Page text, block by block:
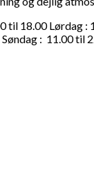
til 18.00 Lørdag
: 11.00 til